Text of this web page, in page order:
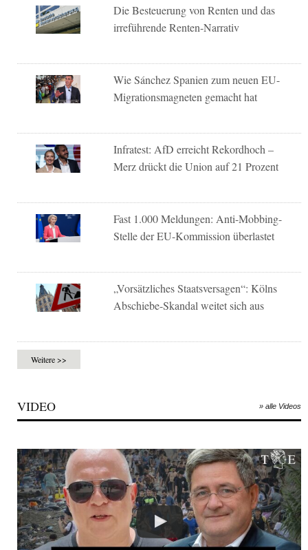
Die Besteuerung von Renten und das
irreführende Renten-Narrativ
Wie Sánchez Spanien zum neuen EU-
Migrationsmagneten gemacht hat
Infratest: AfD erreicht Rekordhoch –
Merz drückt die Union auf 21 Prozent
Fast 1.000 Meldungen: Anti-Mobbing-
Stelle der EU-Kommission überlastet
„Vorsätzliches Staatsversagen“: Kölns
Abschiebe-Skandal weitet sich aus
Weitere >>
VIDEO » alle Videos